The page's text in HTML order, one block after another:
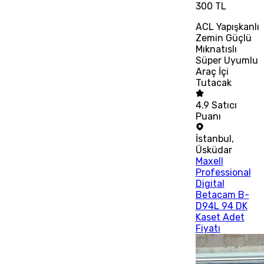
300 TL
ACL Yapışkanlı
Zemin Güçlü
Mıknatıslı
Süper Uyumlu
Araç İçi
Tutacak
4.9 Satıcı
Puanı
İstanbul,
Üsküdar
Maxell
Professional
Digital
Betacam B-
D94L 94 DK
Kaset Adet
Fiyatı